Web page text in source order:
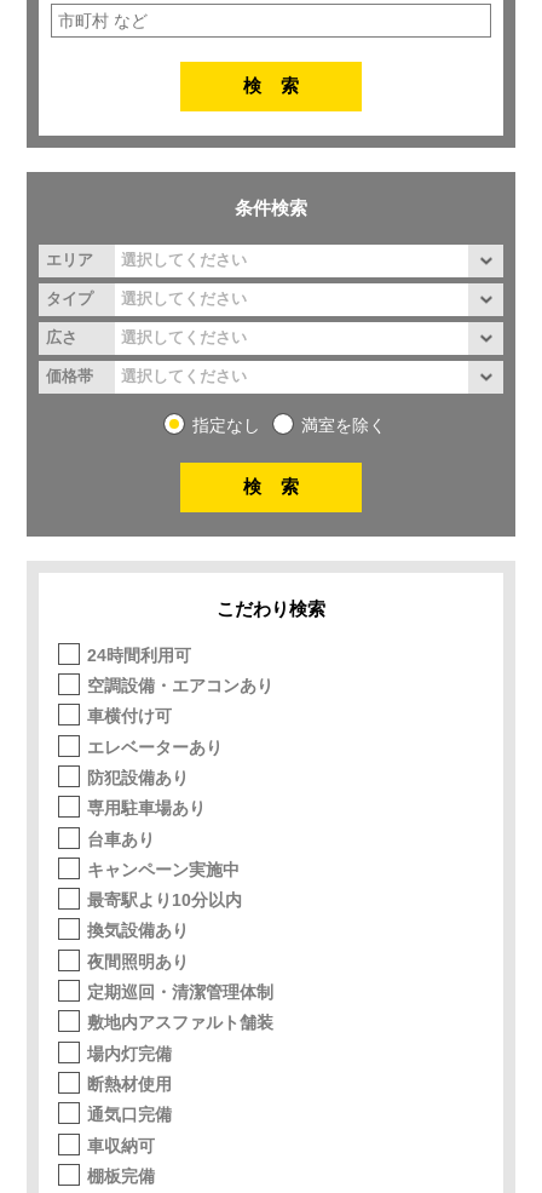
条件検索
エリア
タイプ
広さ
価格帯
指定なし 満室を除く
こだわり検索
24時間利用可
空調設備・エアコンあり
車横付け可
エレベーターあり
防犯設備あり
専用駐車場あり
台車あり
キャンペーン実施中
最寄駅より10分以内
換気設備あり
夜間照明あり
定期巡回・清潔管理体制
敷地内アスファルト舗装
場内灯完備
断熱材使用
通気口完備
車収納可
棚板完備